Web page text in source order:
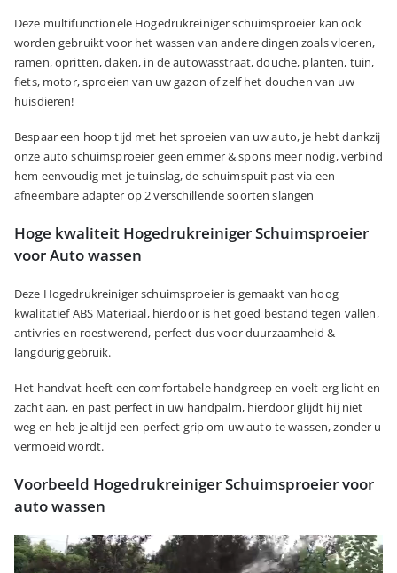
Deze multifunctionele Hogedrukreiniger schuimsproeier kan ook
worden gebruikt voor het wassen van andere dingen zoals vloeren,
ramen, opritten, daken, in de autowasstraat, douche, planten, tuin,
fiets, motor, sproeien van uw gazon of zelf het douchen van uw
huisdieren!
Bespaar een hoop tijd met het sproeien van uw auto, je hebt dankzij
onze auto schuimsproeier geen emmer & spons meer nodig, verbind
hem eenvoudig met je tuinslag, de schuimspuit past via een
afneembare adapter op 2 verschillende soorten slangen
Hoge kwaliteit Hogedrukreiniger Schuimsproeier
voor Auto wassen
Deze Hogedrukreiniger schuimsproeier is gemaakt van hoog
kwalitatief ABS Materiaal, hierdoor is het goed bestand tegen vallen,
antivries en roestwerend, perfect dus voor duurzaamheid &
langdurig gebruik.
Het handvat heeft een comfortabele handgreep en voelt erg licht en
zacht aan, en past perfect in uw handpalm, hierdoor glijdt hij niet
weg en heb je altijd een perfect grip om uw auto te wassen, zonder u
vermoeid wordt.
Voorbeeld Hogedrukreiniger Schuimsproeier voor
auto wassen